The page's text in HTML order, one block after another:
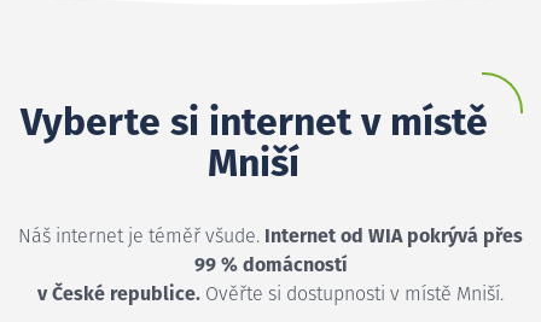
Vyberte si internet v místě
Mniší
Náš internet je téměř všude. Internet od WIA pokrývá přes
99 % domácností
v České republice. Ověřte si dostupnosti v místě Mniší.